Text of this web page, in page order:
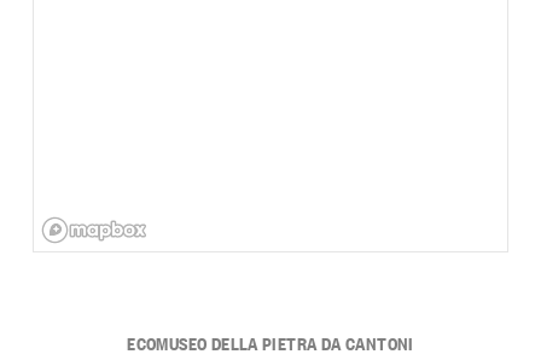
ECOMUSEO DELLA PIETRA DA CANTONI